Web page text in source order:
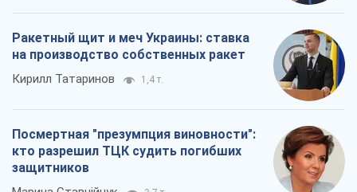
Ракетный щит и меч Украины: ставка
на производство собственных ракет
Кирилл Татаринов 1,4 т.
Посмертная "презумпция виновности":
кто разрешил ТЦК судить погибших
защитников